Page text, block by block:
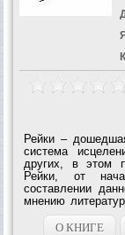
Рейки –
система
других, в этом
Рейки, от
составлении
мнению
специалистов в
опыт. Пособие не
О КНИГЕ